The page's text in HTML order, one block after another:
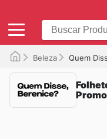
Beleza Quem